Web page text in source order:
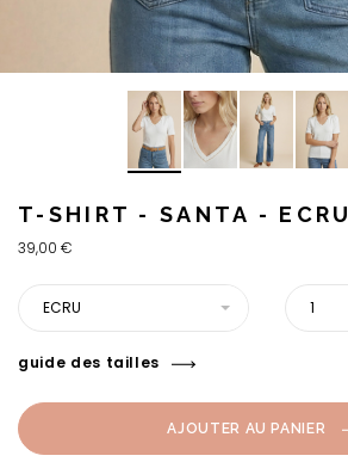
T-SHIRT - SANTA - ECRU
39,00 €
ECRU 1
guide des tailles
AJOUTER AU PANIER